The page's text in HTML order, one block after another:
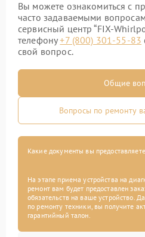
Вы можете ознакомиться с
часто задаваемыми
сервисный центр “FIX-
телефону+7 (800) 301-55-83
свой вопрос.
Общие
Вопросы по ремонту
Какие документы вы
На этапе приема устройства на
ремонт вам будет предоставлен
обязательств на ваше устройство.
по ремонту техники, вы получите
гарантийный талон.